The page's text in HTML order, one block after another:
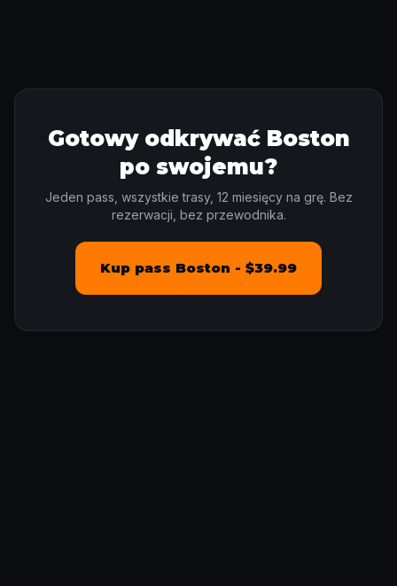
Gotowy odkrywać Boston
po swojemu?
Jeden pass, wszystkie trasy, 12 miesięcy na grę. Bez
rezerwacji, bez przewodnika.
Kup pass Boston - $39.99